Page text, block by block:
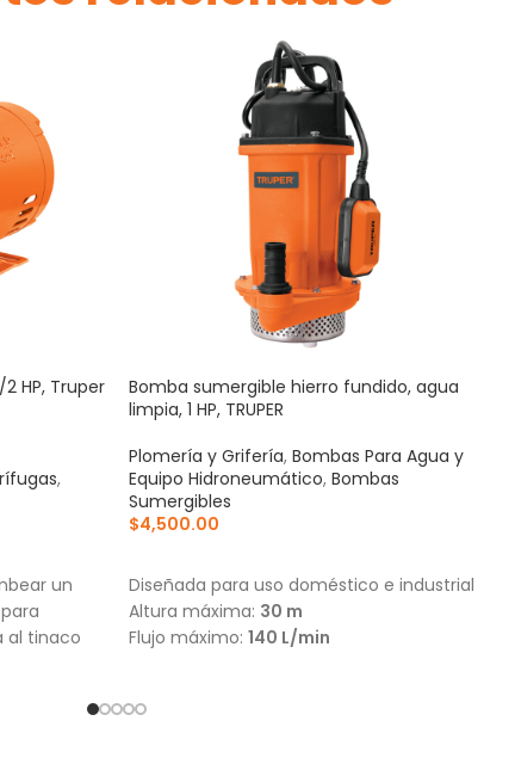
HP, Truper
,
un
al tinaco
Bomba sumergible hierro fundido, agua
limpia, 1 HP, TRUPER
Plomería y Grifería, Bombas Para Agua y
Equipo Hidroneumático, Bombas
Sumergibles
$4,500.00
Diseñada para uso doméstico e industrial
Altura máxima: 30 m
Flujo máximo: 140 L/min